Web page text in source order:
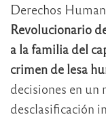
Derechos
Revolucionario
a la familia del
crimen de lesa
decisiones en un
desclasificación